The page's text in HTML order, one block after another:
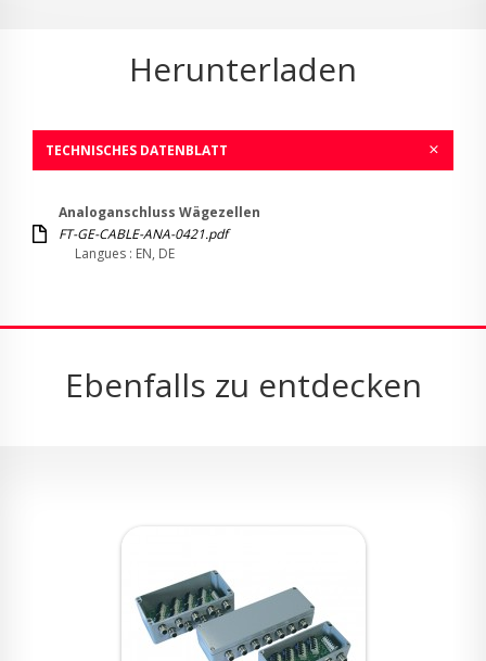
Herunterladen
TECHNISCHES DATENBLATT
Analoganschluss Wägezellen
FT-GE-CABLE-ANA-0421.pdf
Langues : EN, DE
Ebenfalls zu entdecken